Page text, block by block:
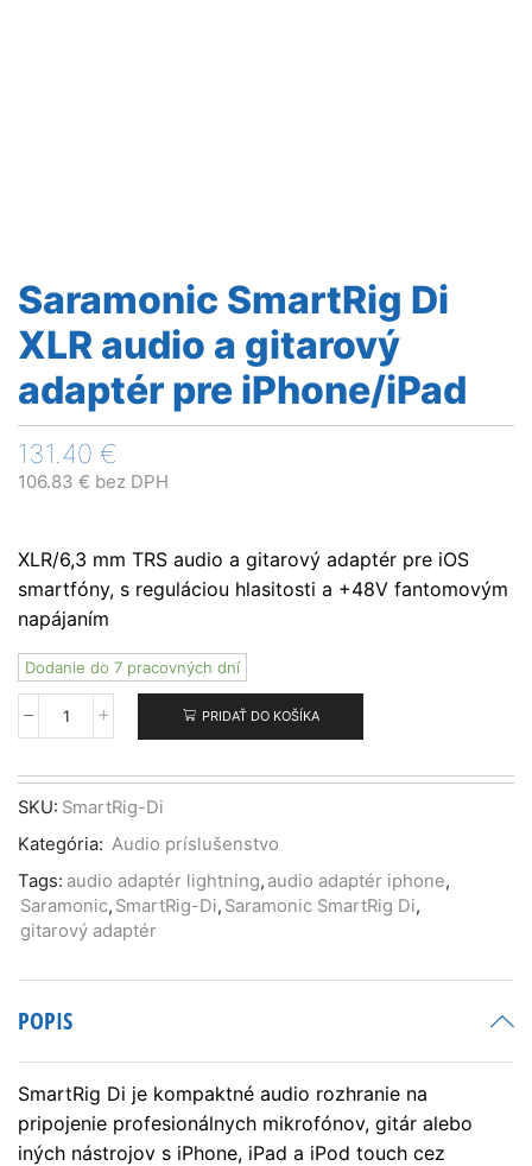
Saramonic SmartRig Di
XLR audio a gitarový
adaptér pre iPhone/iPad
131.40 €
106.83 € bez DPH
XLR/6,3 mm TRS audio a gitarový adaptér pre iOS
smartfóny, s reguláciou hlasitosti a +48V fantomovým
napájaním
Dodanie do 7 pracovných dní
množstvo
SmartRig
Di
audio
a
gitarový
adaptér
iPhone/iPad
PRIDAŤ DO KOŠÍKA
SKU: SmartRig-Di
Kategória: Audio príslušenstvo
Tags: audio adaptér lightning, audio adaptér iphone,
Saramonic, SmartRig-Di, Saramonic SmartRig Di,
gitarový adaptér
POPIS
SmartRig Di je kompaktné audio rozhranie na
pripojenie profesionálnych mikrofónov, gitár alebo
iných nástrojov s iPhone, iPad a iPod touch cez